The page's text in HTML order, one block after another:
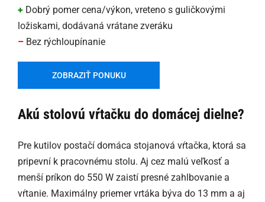
+ Dobrý pomer cena/výkon, vreteno s guličkovými
ložiskami, dodávaná vrátane zveráku
– Bez rýchloupínanie
ZOBRAZIŤ PONUKU
Akú stolovú vŕtačku do domácej dielne?
Pre kutilov postačí domáca stojanová vŕtačka, ktorá sa
pripevní k pracovnému stolu. Aj cez malú veľkosť a
menší príkon do 550 W zaistí presné zahlbovanie a
vŕtanie. Maximálny priemer vrtáka býva do 13 mm a aj